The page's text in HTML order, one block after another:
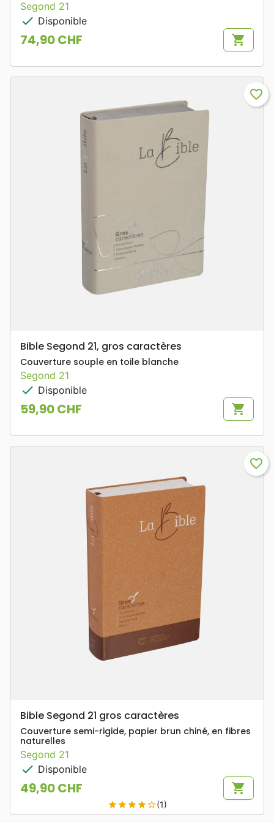
Segond 21
check Disponible
Prix
74,90 CHF shopping_cart
favorite_border
Bible Segond 21, gros caractères
Couverture souple en toile blanche
Segond 21
check Disponible
Prix
59,90 CHF shopping_cart
favorite_border
Bible Segond 21 gros caractères
Couverture semi-rigide, papier brun chiné, en fibres
naturelles
Segond 21
check Disponible
Prix
49,90 CHF shopping_cart
star star star star star_border(1)